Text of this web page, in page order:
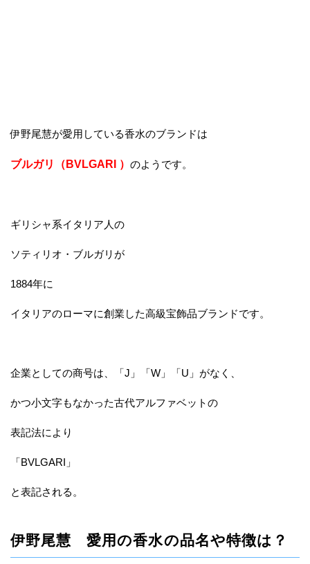
伊野尾慧が愛用している香水のブランドは
ブルガリ（BVLGARI ） のようです。
ギリシャ系イタリア人の
ソティリオ・ブルガリが
1884年に
イタリアのローマに創業した高級宝飾品ブランドです。
企業としての商号は、「J」「W」「U」がなく、
かつ小文字もなかった古代アルファベットの
表記法により
「BVLGARI」
と表記される。
伊野尾慧 愛用の香水の品名や特徴は？